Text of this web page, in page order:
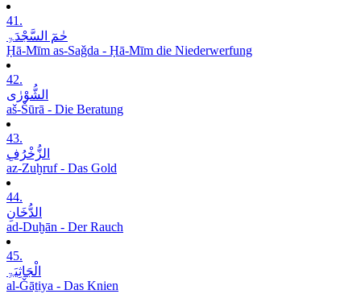
41.
حٰمٓ السَّجْدَۃِ
Ḥā-Mīm as-Saǧda - Ḥā-Mīm die Niederwerfung
42.
الشُّوْرٰی
aš-Šūrā - Die Beratung
43.
الزُّخْرُفِ
az-Zuḫruf - Das Gold
44.
الدُّخَانِ
ad-Duḫān - Der Rauch
45.
الْجَاثِیَۃِ
al-Ǧāṯiya - Das Knien